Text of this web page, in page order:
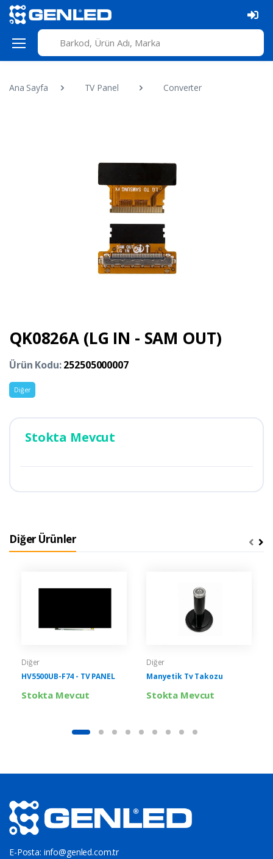
Ana Sayfa TV Panel Converter
QK0826A (LG IN - SAM OUT)
Ürün Kodu:252505000007
Diğer
Stokta Mevcut
Diğer Ürünler
Diğer
HV5500UB-F74 - TV PANEL
Stokta Mevcut
Diğer
Manyetik Tv Takozu
Stokta Mevcut
E-Posta: info@genled.com.tr